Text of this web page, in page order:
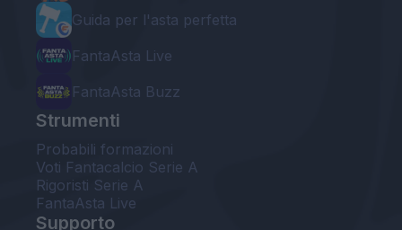
Guida per l'asta perfetta
FantaAsta Live
FantaAsta Buzz
Strumenti
Probabili formazioni
Voti Fantacalcio Serie A
Rigoristi Serie A
FantaAsta Live
Supporto